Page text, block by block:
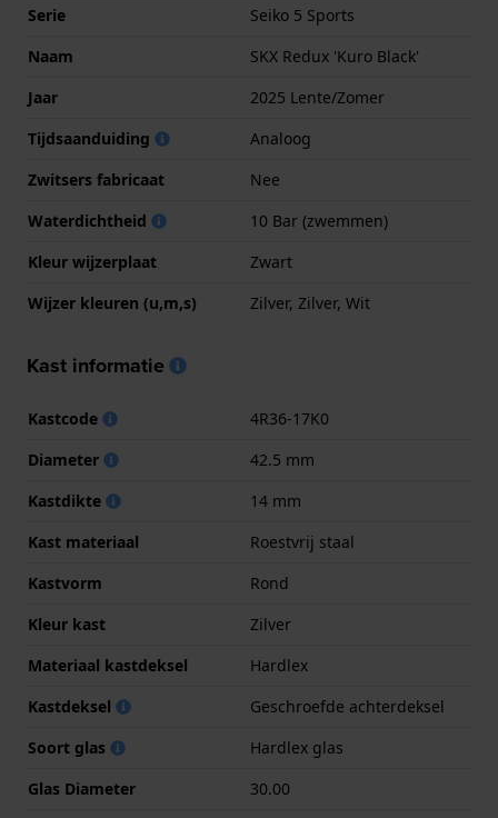
Serie
Seiko 5 Sports
Naam
SKX Redux 'Kuro Black'
Jaar
2025 Lente/Zomer
Tijdsaanduiding
Analoog
Zwitsers fabricaat
Nee
Waterdichtheid
10 Bar (zwemmen)
Kleur wijzerplaat
Zwart
Wijzer kleuren (u,m,s)
Zilver, Zilver, Wit
Kast informatie
Kastcode
4R36-17K0
Diameter
42.5 mm
Kastdikte
14 mm
Kast materiaal
Roestvrij staal
Kastvorm
Rond
Kleur kast
Zilver
Materiaal kastdeksel
Hardlex
Kastdeksel
Geschroefde achterdeksel
Soort glas
Hardlex glas
Glas Diameter
30.00